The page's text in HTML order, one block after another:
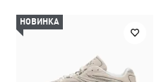
НОВИНКА